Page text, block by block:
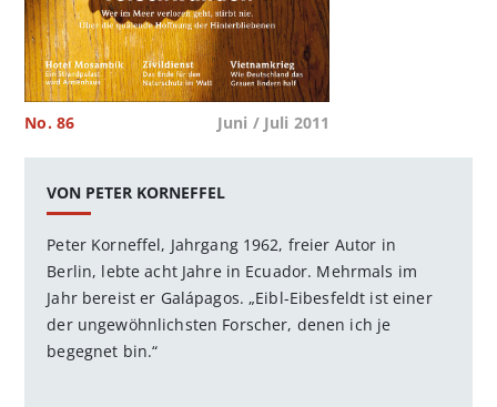
No. 86 Juni / Juli 2011
VON PETER KORNEFFEL
Peter Korneffel, Jahrgang 1962, freier Autor in
Berlin, lebte acht Jahre in Ecuador. Mehrmals im
Jahr bereist er Galápagos. „Eibl-Eibesfeldt ist einer
der ungewöhnlichsten Forscher, denen ich je
begegnet bin.“